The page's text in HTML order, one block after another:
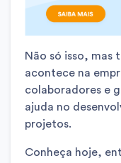
Não só isso, mas
acontece na
colaboradores e
ajuda no
projetos.
Conheça hoje,